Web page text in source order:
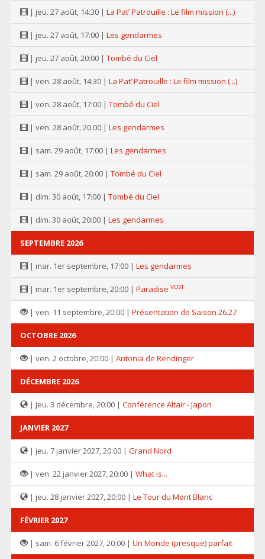
| jeu. 27 août, 14:30 | La Pat’ Patrouille : Le film mission (...)
| jeu. 27 août, 17:00 | Les gendarmes
| jeu. 27 août, 20:00 | Tombé du Ciel
| ven. 28 août, 14:30 | La Pat’ Patrouille : Le film mission (...)
| ven. 28 août, 17:00 | Tombé du Ciel
| ven. 28 août, 20:00 | Les gendarmes
| sam. 29 août, 17:00 | Les gendarmes
| sam. 29 août, 20:00 | Tombé du Ciel
| dim. 30 août, 17:00 | Tombé du Ciel
| dim. 30 août, 20:00 | Les gendarmes
SEPTEMBRE 2026
| mar. 1er septembre, 17:00 | Les gendarmes
| mar. 1er septembre, 20:00 | Paradise VOST
| ven. 11 septembre, 20:00 | Présentation de Saison 26.27
OCTOBRE 2026
| ven. 2 octobre, 20:00 | Antonia de Rendinger
DÉCEMBRE 2026
| jeu. 3 décembre, 20:00 | Conférence Altaïr - Japon
JANVIER 2027
| jeu. 7 janvier 2027, 20:00 | Grand Nord
| ven. 22 janvier 2027, 20:00 | What is...
| jeu. 28 janvier 2027, 20:00 | Le Tour du Mont Blanc
FÉVRIER 2027
| sam. 6 février 2027, 20:00 | Un Monde (presque) parfait